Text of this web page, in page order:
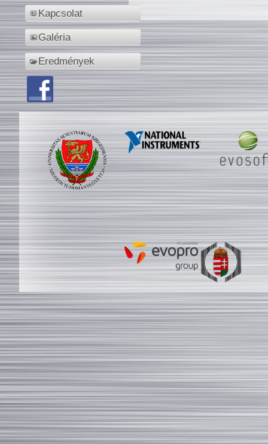
Kapcsolat
Galéria
Eredmények